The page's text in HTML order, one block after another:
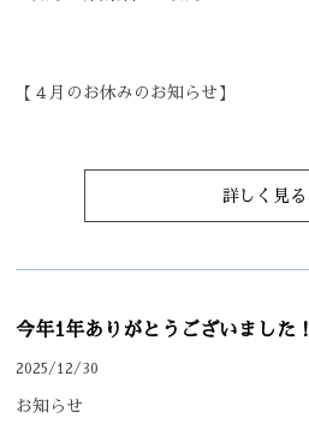
【４月のお休みのお知らせ】
詳しく見る
今年1年ありがとうございました！
2025/12/30
お知らせ